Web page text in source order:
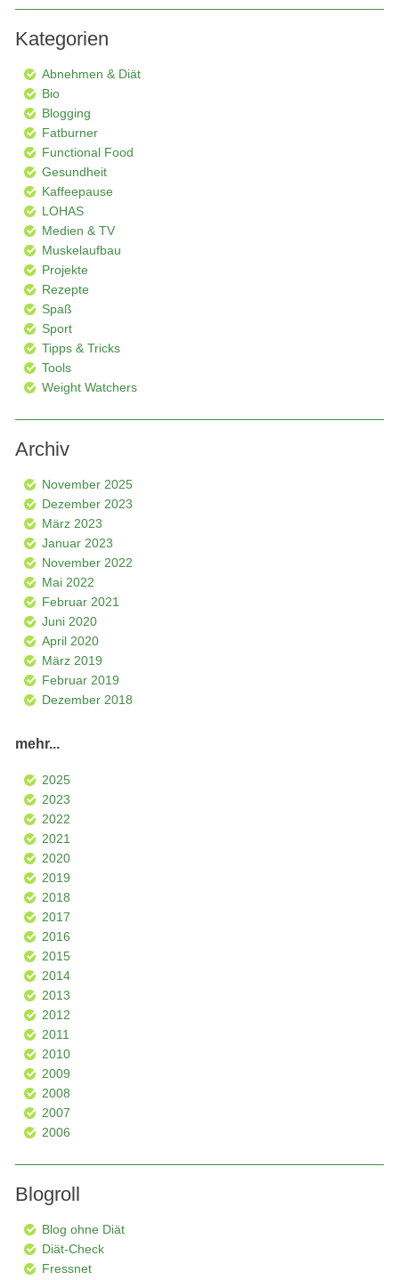
Kategorien
Abnehmen & Diät
Bio
Blogging
Fatburner
Functional Food
Gesundheit
Kaffeepause
LOHAS
Medien & TV
Muskelaufbau
Projekte
Rezepte
Spaß
Sport
Tipps & Tricks
Tools
Weight Watchers
Archiv
November 2025
Dezember 2023
März 2023
Januar 2023
November 2022
Mai 2022
Februar 2021
Juni 2020
April 2020
März 2019
Februar 2019
Dezember 2018
mehr...
2025
2023
2022
2021
2020
2019
2018
2017
2016
2015
2014
2013
2012
2011
2010
2009
2008
2007
2006
Blogroll
Blog ohne Diät
Diät-Check
Fressnet